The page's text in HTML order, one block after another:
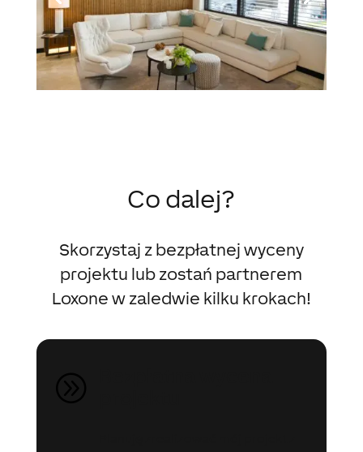
Co dalej?
Skorzystaj z bezpłatnej wyceny
projektu lub zostań partnerem
Loxone w zaledwie kilku krokach!